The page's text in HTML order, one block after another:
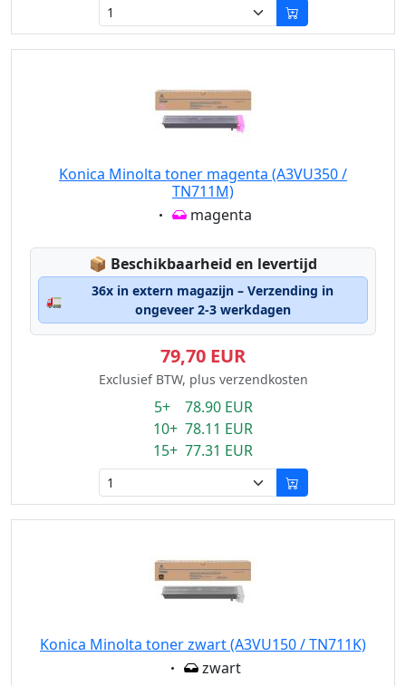
Konica Minolta toner magenta (A3VU350 /
TN711M)
Eigenschaft:
magenta
📦 Lagerstatus:
Beschikbaarheid en levertijd
🚛
36x in extern magazijn – Verzending in
ongeveer 2-3 werkdagen
79,70 EUR
Exclusief BTW, plus verzendkosten
5+ 78.90 EUR
10+ 78.11 EUR
15+ 77.31 EUR
Konica Minolta toner zwart (A3VU150 / TN711K)
Eigenschaft:
zwart